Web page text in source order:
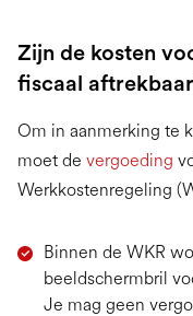
Zijn de kosten
fiscaal
Om in aanmerking te
moet de vergoeding
Werkkostenregeling
Binnen de WKR
beeldschermbril
Je mag geen